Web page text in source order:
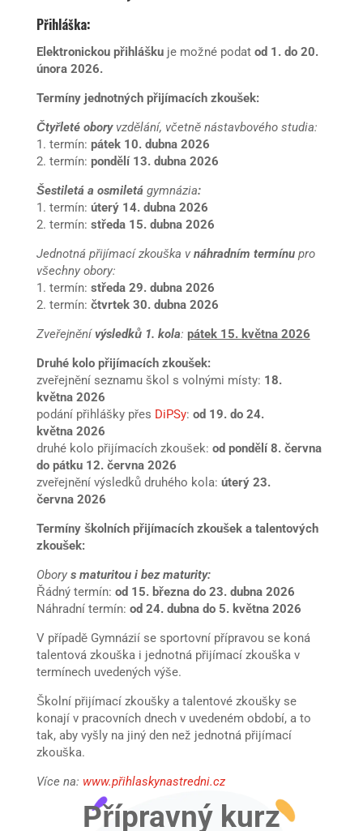
Přihláška:
Elektronickou přihlášku je možné podat od 1. do 20.
února 2026.
Termíny jednotných přijímacích zkoušek:
Čtyřleté obory vzdělání, včetně nástavbového studia:
1. termín: pátek 10. dubna 2026
2. termín: pondělí 13. dubna 2026
Šestiletá a osmiletá gymnázia:
1. termín: úterý 14. dubna 2026
2. termín: středa 15. dubna 2026
Jednotná přijímací zkouška v náhradním termínu pro
všechny obory:
1. termín: středa 29. dubna 2026
2. termín: čtvrtek 30. dubna 2026
Zveřejnění výsledků 1. kola: pátek 15. května 2026
Druhé kolo přijímacích zkoušek:
zveřejnění seznamu škol s volnými místy: 18.
května 2026
podání přihlášky přes DiPSy: od 19. do 24.
května 2026
druhé kolo přijímacích zkoušek: od pondělí 8. června
do pátku 12. června 2026
zveřejnění výsledků druhého kola: úterý 23.
června 2026
Termíny školních přijímacích zkoušek a talentových
zkoušek:
Obory s maturitou i bez maturity:
Řádný termín: od 15. března do 23. dubna 2026
Náhradní termín: od 24. dubna do 5. května 2026
V případě Gymnázií se sportovní přípravou se koná
talentová zkouška i jednotná přijímací zkouška v
termínech uvedených výše.
Školní přijímací zkoušky a talentové zkoušky se
konají v pracovních dnech v uvedeném období, a to
tak, aby vyšly na jiný den než jednotná přijímací
zkouška.
Více na: www.přihlaskynastredni.cz
Přípravný kurz